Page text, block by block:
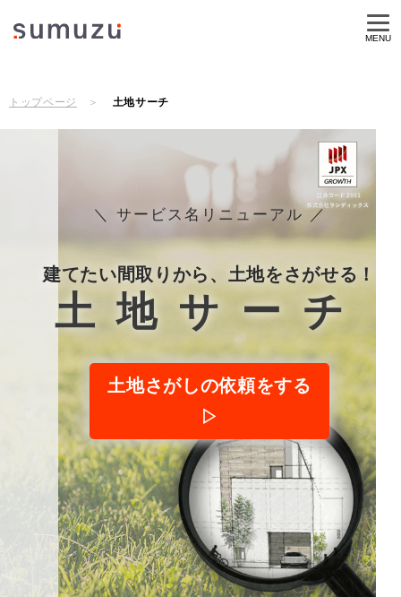
MENU
トップページ 土地サーチ
＼ サービス名リニューアル ／
建てたい間取りから、土地をさがせる！
土地サーチ
土地さがしの依頼をする
▷